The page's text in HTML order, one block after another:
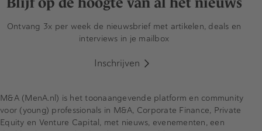
Ontvang 3x per week de nieuwsbrief met artikelen, deals en
interviews in je mailbox
Inschrijven
M&A (MenA.nl) is het toonaangevende platform en community
voor (young) professionals in M&A, Corporate Finance, Private
Equity en Venture Capital, met nieuws, evenementen, een